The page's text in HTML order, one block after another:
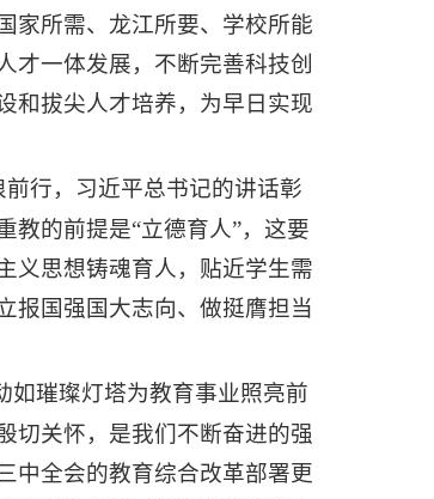
家所需、龙江所要、学校所能
才一体发展，不断完善科技创
和拔尖人才培养，为早日实现
行，习近平总书记的讲话彰
教的前提是“立德育人”，这要
义思想铸魂育人，贴近学生需
报国强国大志向、做挺膺担当
如璀璨灯塔为教育事业照亮前
切关怀，是我们不断奋进的强
中全会的教育综合改革部署更